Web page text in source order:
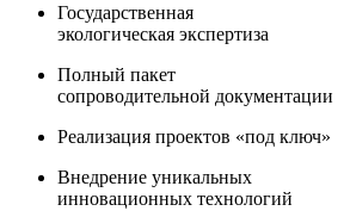
Государственная
экологическая экспертиза
Полный пакет
сопроводительной документации
Реализация проектов «под ключ»
Внедрение уникальных
инновационных технологий